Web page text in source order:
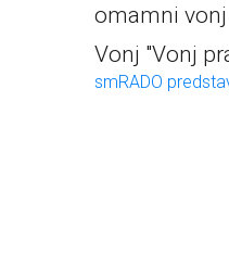
omamni
Vonj "Vonj
smRADO